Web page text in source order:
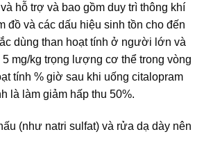
hỗ trợ và bao gồm duy trì thông khí
đồ và các dấu hiệu sinh tồn cho đến
dùng than hoạt tính ở người lớn và
mg/kg trọng lượng cơ thể trong vòng
tính % giờ sau khi uống citalopram
là làm giảm hấp thu 50%.
(như natri sulfat) và rửa dạ dày nên